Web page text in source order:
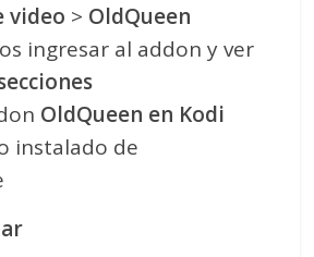
video > OldQueen
ingresar al addon y ver
OldQueen en Kodi
instalado de